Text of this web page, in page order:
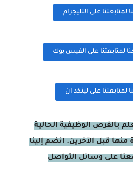
على التليجرام
لمتابعتنا على الفيس بوك
على لينكد ان
بالفرص الوظيفية الحالية
قبل الآخرين. انضم إلينا
على وسائل التواصل